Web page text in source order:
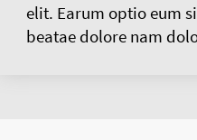
elit. Earum optio eum
beatae dolore nam